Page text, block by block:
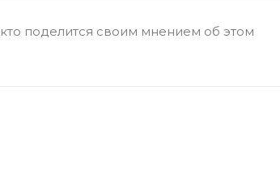
поделится своим мнением об этом